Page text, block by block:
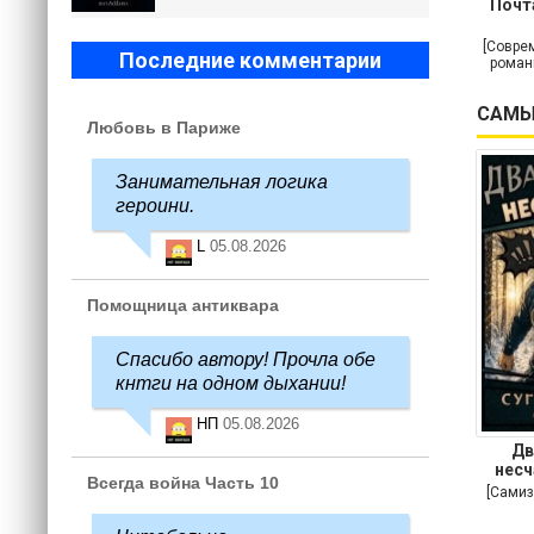
Последние комментарии
Любовь в Париже
Занимательная логика
героини.
L 05.08.2026
Помощница антиквара
Спасибо автору! Прочла обе
кнтги на одном дыхании!
НП 05.08.2026
Всегда война Часть 10